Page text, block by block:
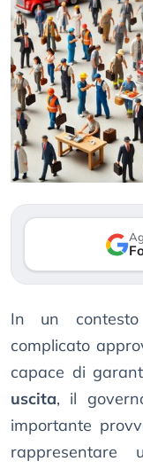
In un
complicato
capace di
uscita, il
importante